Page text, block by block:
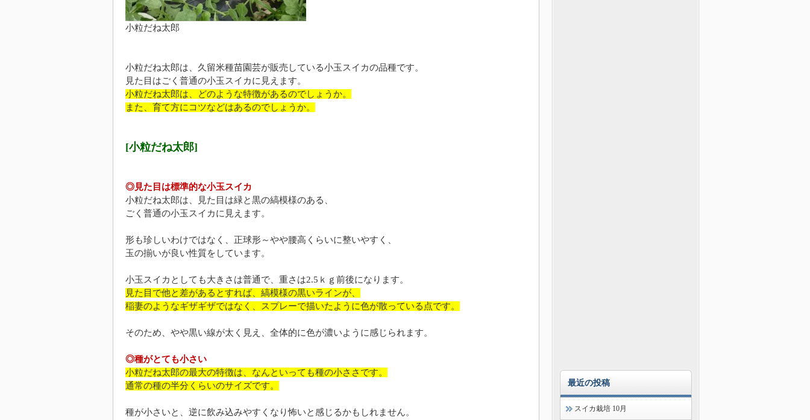
小粒だね太郎
小粒だね太郎は、久留米種苗園芸が販売している小玉スイカの品種です。
見た目はごく普通の小玉スイカに見えます。
小粒だね太郎は、どのような特徴があるのでしょうか。
また、育て方にコツなどはあるのでしょうか。
[小粒だね太郎]
◎見た目は標準的な小玉スイカ
小粒だね太郎は、見た目は緑と黒の縞模様のある、
ごく普通の小玉スイカに見えます。
形も珍しいわけではなく、正球形～やや腰高くらいに整いやすく、
玉の揃いが良い性質をしています。
小玉スイカとしても大きさは普通で、重さは2.5ｋｇ前後になります。
見た目で他と差があるとすれば、縞模様の黒いラインが、
稲妻のようなギザギザではなく、スプレーで描いたように色が散っている点です。
そのため、やや黒い線が太く見え、全体的に色が濃いように感じられます。
◎種がとても小さい
小粒だね太郎の最大の特徴は、なんといっても種の小ささです。
通常の種の半分くらいのサイズです。
種が小さいと、逆に飲み込みやすくなり怖いと感じるかもしれません。
最近の投稿
スイカ栽培 10月